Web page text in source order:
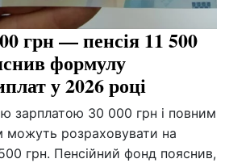
грн — пенсія 11 500
формулу
у 2026 році
зарплатою 30 000 грн і повним
розраховувати на
грн. Пенсійний фонд пояснив,